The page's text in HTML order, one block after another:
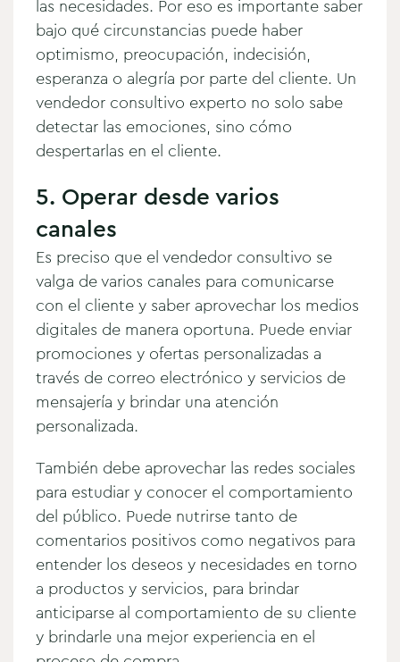
las necesidades. Por eso es importante saber
bajo qué circunstancias puede haber
optimismo, preocupación, indecisión,
esperanza o alegría por parte del cliente. Un
vendedor consultivo experto no solo sabe
detectar las emociones, sino cómo
despertarlas en el cliente.
5. Operar desde varios
canales
Es preciso que el vendedor consultivo se
valga de varios canales para comunicarse
con el cliente y saber aprovechar los medios
digitales de manera oportuna. Puede enviar
promociones y ofertas personalizadas a
través de correo electrónico y servicios de
mensajería y brindar una atención
personalizada.
También debe aprovechar las redes sociales
para estudiar y conocer el comportamiento
del público. Puede nutrirse tanto de
comentarios positivos como negativos para
entender los deseos y necesidades en torno
a productos y servicios, para brindar
anticiparse al comportamiento de su cliente
y brindarle una mejor experiencia en el